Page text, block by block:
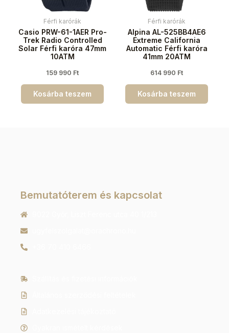
Férfi karórák
Casio PRW-61-1AER Pro-
Trek Radio Controlled
Solar Férfi karóra 47mm
10ATM
159 990 Ft
Kosárba teszem
Férfi karórák
Alpina AL-525BB4AE6
Extreme California
Automatic Férfi karóra
41mm 20ATM
614 990 Ft
Kosárba teszem
Bemutatóterem és kapcsolat